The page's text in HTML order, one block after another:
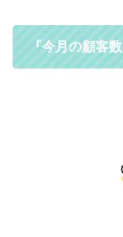
『今月の顧客